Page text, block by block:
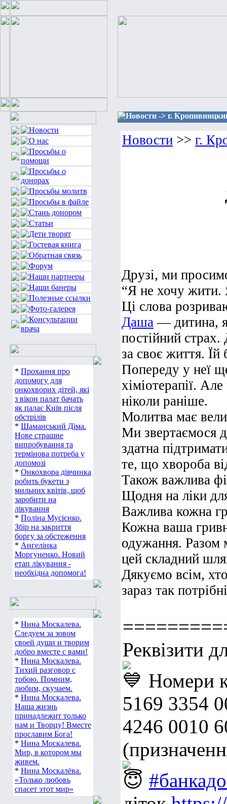
* Прохання про
допомогу для
онкохворих дітей, які
з вікон палат бачать
як палає Київ після
обстрілів
* Шаманський Діма.
Нове страшне
випробування та
термінова потреба у
допомозі
* Онкохвора дівчинка
робить букети з
мильних квітів, щоб
заробити на
лікування
* Поліна Мусієнко.
Збір на закриття
боргу за обстеження
* Ангелінка
Моргуненко. Новий
етап лікування -
необхідна допомога!
* Нина Москалева.
Следуем за зовом
своей души и творим
добро вместе с вами!
* Нина Москалева.
Тихий разговор с
тобою. Помним,
любим, скучаем.
* Нина Москалева.
Наша жизнь
принадлежит только
нам и Творцу! Вместе
прославим Бога!
* Нина Москалева.
Мир, в котором мы
живем.
* Нина Москалёва.
«Только любовь
спасет этот мир»
Новости -> г.
Новости >> г.
Друзі, ми
“Я не хочу жити.
Ці слова
Даша — дитина,
постійний
за своє життя.
Попереду у неї
хіміотерапії.
ніколи раніше.
Молитва має
Ми звертаємося
здатна
те, що хвороба
Також важлива
Щодня на ліки
Важлива кожна
Кожна ваша
одужання. Разом
цей складний
Дякуємо всім,
зараз так
Реквізити
Номери
5169 3354
4246 0010